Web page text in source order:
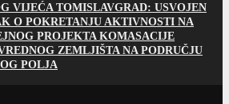
VIJEĆA TOMISLAVGRAD: USVOJEN
O POKRETANJU AKTIVNOSTI NA
PROJEKTA KOMASACIJE
ZEMLJIŠTA NA PODRUČJU
POLJA